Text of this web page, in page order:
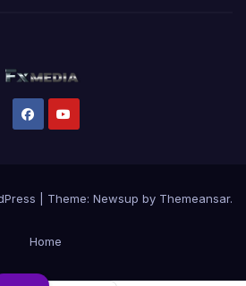
Theme: Newsup by Themeansar.
Home